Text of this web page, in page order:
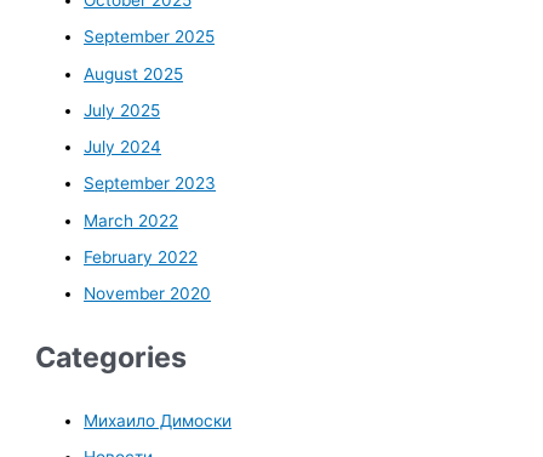
September 2025
August 2025
July 2025
July 2024
September 2023
March 2022
February 2022
November 2020
Categories
Михаило Димоски